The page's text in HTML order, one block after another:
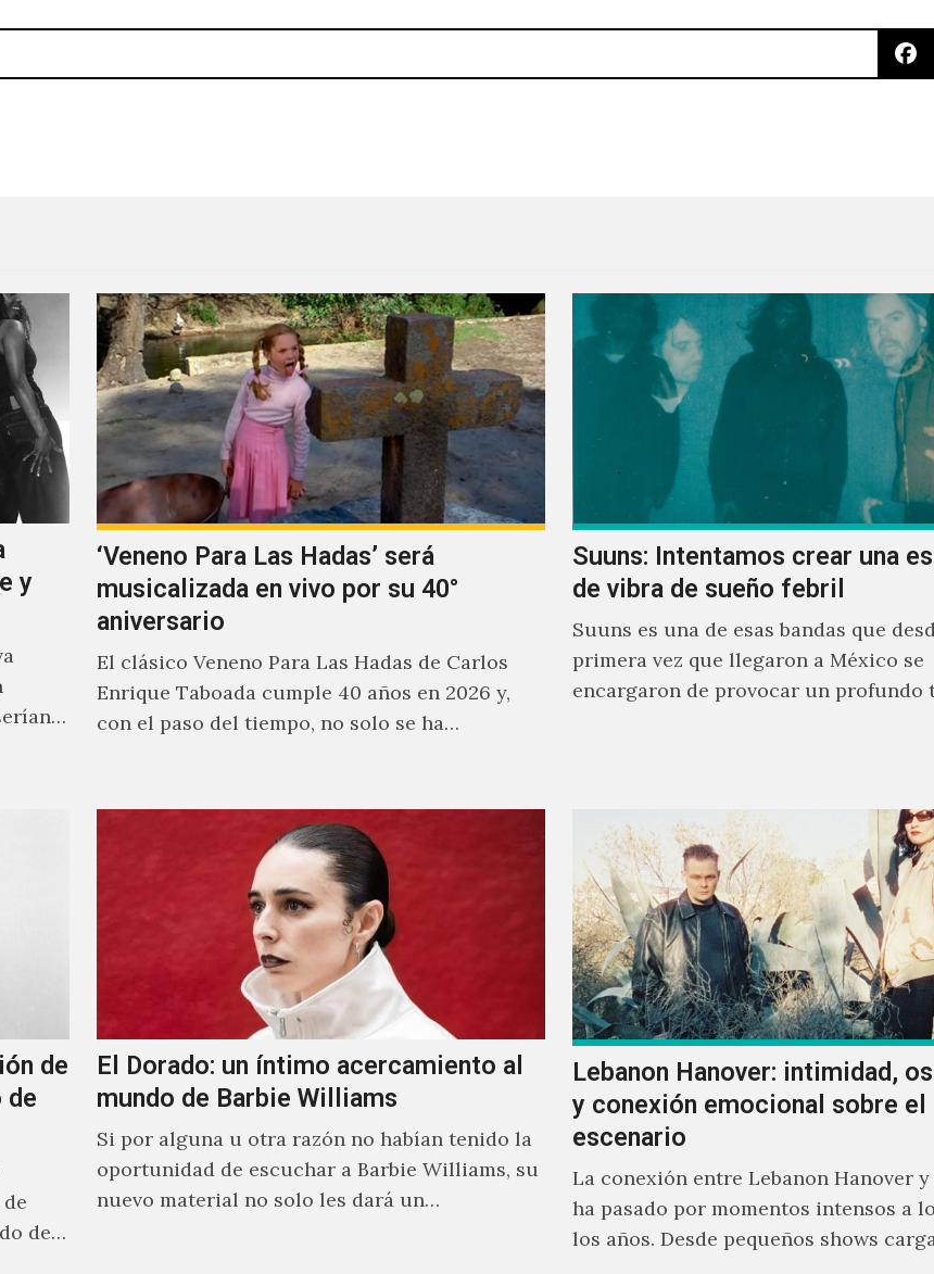
y
‘Veneno Para Las Hadas’ será
musicalizada en vivo por su 40°
aniversario
El clásico Veneno Para Las Hadas de Carlos
Enrique Taboada cumple 40 años en 2026 y,
con el paso del tiempo, no solo se ha…
Suuns: Intentamos crear una
de vibra de sueño febril
Suuns es una de esas bandas que
primera vez que llegaron a México se
encargaron de provocar un profundo
de
de
de
El Dorado: un íntimo acercamiento al
mundo de Barbie Williams
Si por alguna u otra razón no habían tenido la
oportunidad de escuchar a Barbie Williams, su
nuevo material no solo les dará un
Lebanon Hanover: intimidad,
y conexión emocional sobre el
escenario
La conexión entre Lebanon Hanover
ha pasado por momentos intensos a
los años. Desde pequeños shows